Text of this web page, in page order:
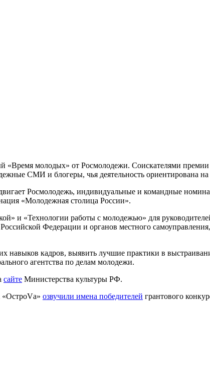
молодых» от Росмолодежи. Соискателями премии
СМИ и блогеры, чья деятельность ориентирована
Росмолодежь, индивидуальные и командные
«Молодежная столица России».
«Технологии работы с молодежью» для
Федерации и органов местного
навыков кадров, выявить лучшие практики в
агентства по делам молодежи.
сайте Министерства культуры РФ.
«ОстроVа» озвучили имена победителей грантового